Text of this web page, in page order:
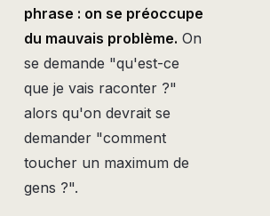
phrase : on se préoccupe
du mauvais problème. On
se demande "qu'est-ce
que je vais raconter ?"
alors qu'on devrait se
demander "comment
toucher un maximum de
gens ?".